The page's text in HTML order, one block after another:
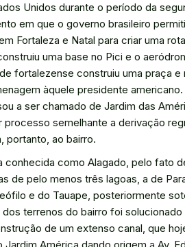
Unidos durante o período da
em que o governo brasileiro
Fortaleza e Natal para criar uma
uma base no Pici e o
fortalezense construiu uma praça e
àquele presidente
a ser chamado de Jardim das
semelhante a derivação
portanto, ao bairro.
conhecida como Alagado, pelo fato
de pelo menos três lagoas, a de
e do Tauape, posteriormente
terrenos do bairro foi
de um extenso canal, que